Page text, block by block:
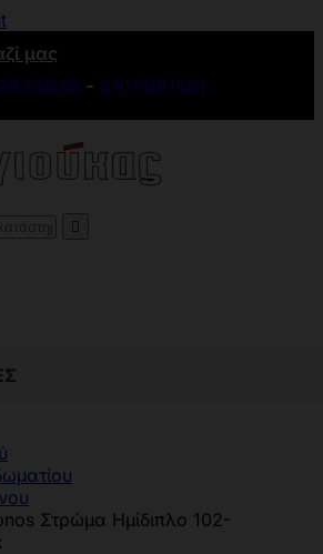
μας
- 2109881501

Στρώμα Ημίδιπλο 102-